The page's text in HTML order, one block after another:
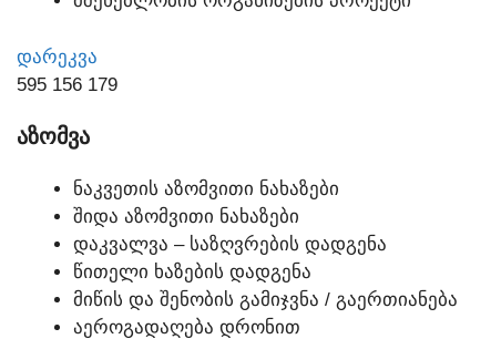
ᲓᲐᲠᲔᲙᲕᲐ
595 156 179
ᲐᲖᲝᲛᲕᲐ
ᲜᲐᲙᲕᲔᲗᲘᲡ ᲐᲖᲝᲛᲕᲘᲗᲘ ᲜᲐᲮᲐᲖᲔᲑᲘ
ᲨᲘᲓᲐ ᲐᲖᲝᲛᲕᲘᲗᲘ ᲜᲐᲮᲐᲖᲔᲑᲘ
ᲓᲐᲙᲕᲐᲚᲕᲐ – ᲡᲐᲖᲦᲕᲠᲔᲑᲘᲡ ᲓᲐᲓᲒᲔᲜᲐ
ᲬᲘᲗᲔᲚᲘ ᲮᲐᲖᲔᲑᲘᲡ ᲓᲐᲓᲒᲔᲜᲐ
ᲛᲘᲬᲘᲡ ᲓᲐ ᲨᲔᲜᲝᲑᲘᲡ ᲒᲐᲛᲘᲯᲕᲜᲐ / ᲒᲐᲔᲠᲗᲘᲐᲜᲔᲑᲐ
ᲐᲔᲠᲝᲒᲐᲓᲐᲦᲔᲑᲐ ᲓᲠᲝᲜᲘᲗ